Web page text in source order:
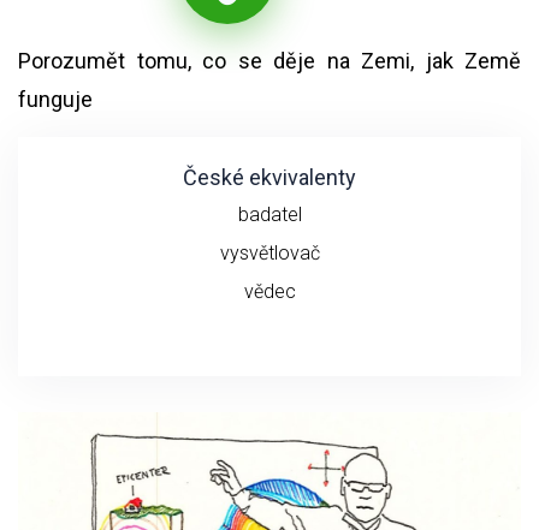
Porozumět tomu, co se děje na Zemi, jak Země
funguje
České ekvivalenty
badatel
vysvětlovač
vědec